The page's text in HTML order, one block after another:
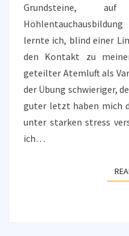
Grundsteine,
lernte ich, blind einer
den Kontakt zu
geteilter Atemluft als
der Übung schwieriger,
guter letzt haben mich
unter starken stress
ich…